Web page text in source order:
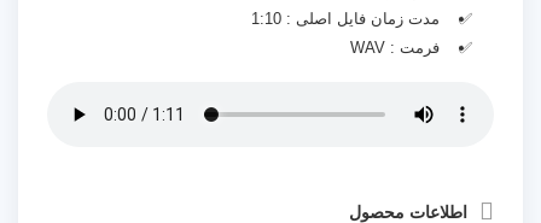
مدت زمان فایل اصلی : 1:10
فرمت : WAV
اطلاعات محصول